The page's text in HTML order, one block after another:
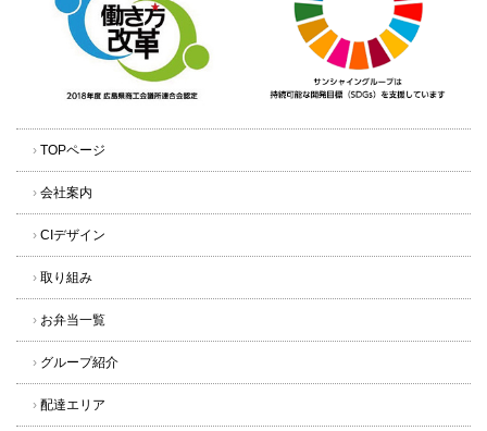
› TOPページ
› 会社案内
› CIデザイン
› 取り組み
› お弁当一覧
› グループ紹介
› 配達エリア